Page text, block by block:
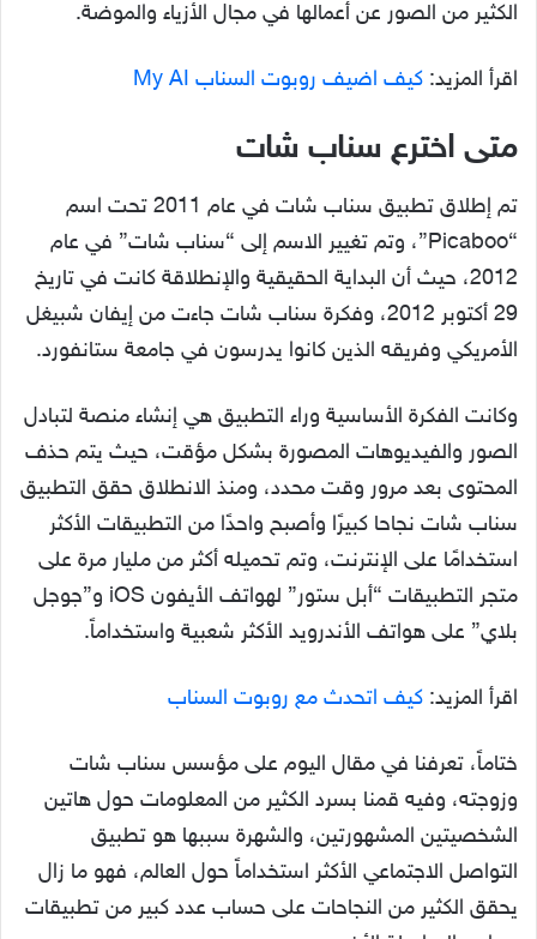
الكثير من الصور عن أعمالها في مجال الأزياء والموضة.
اقرأ المزيد: كيف اضيف روبوت السناب My AI
متى اخترع سناب شات
تم إطلاق تطبيق سناب شات في عام 2011 تحت اسم
“Picaboo”، وتم تغيير الاسم إلى “سناب شات” في عام
2012، حيث أن البداية الحقيقية والإنطلاقة كانت في تاريخ
29 أكتوبر 2012، وفكرة سناب شات جاءت من إيفان شبيغل
الأمريكي وفريقه الذين كانوا يدرسون في جامعة ستانفورد.
وكانت الفكرة الأساسية وراء التطبيق هي إنشاء منصة لتبادل
الصور والفيديوهات المصورة بشكل مؤقت، حيث يتم حذف
المحتوى بعد مرور وقت محدد، ومنذ الانطلاق حقق التطبيق
سناب شات نجاحا كبيرًا وأصبح واحدًا من التطبيقات الأكثر
استخدامًا على الإنترنت، وتم تحميله أكثر من مليار مرة على
متجر التطبيقات “أبل ستور” لهواتف الأيفون iOS و”جوجل
بلاي” على هواتف الأندرويد الأكثر شعبية واستخداماً.
اقرأ المزيد: كيف اتحدث مع روبوت السناب
ختاماً، تعرفنا في مقال اليوم على مؤسس سناب شات
وزوجته، وفيه قمنا بسرد الكثير من المعلومات حول هاتين
الشخصيتين المشهورتين، والشهرة سببها هو تطبيق
التواصل الاجتماعي الأكثر استخداماً حول العالم، فهو ما زال
يحقق الكثير من النجاحات على حساب عدد كبير من تطبيقات